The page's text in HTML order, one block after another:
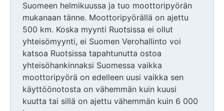
Suomeen helmikuussa ja tuo moottoripyörän
mukanaan tänne. Moottoripyörällä on ajettu
500 km. Koska myynti Ruotsissa ei ollut
yhteisömyynti, ei Suomen Verohallinto voi
katsoa Ruotsissa tapahtunutta ostoa
yhteisöhankinnaksi Suomessa vaikka
moottoripyörä on edelleen uusi vaikka sen
käyttöönotosta on vähemmän kuin kuusi
kuutta tai sillä on ajettu vähemmän kuin 6 000